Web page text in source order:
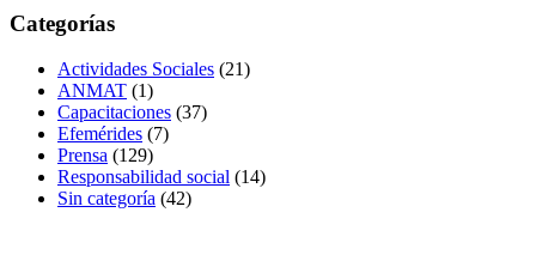
Categorías
Actividades Sociales (21)
ANMAT (1)
Capacitaciones (37)
Efemérides (7)
Prensa (129)
Responsabilidad social (14)
Sin categoría (42)